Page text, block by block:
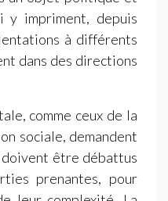
y impriment, depuis
à différents
dans des directions
comme ceux de la
sociale, demandent
être débattus
prenantes, pour